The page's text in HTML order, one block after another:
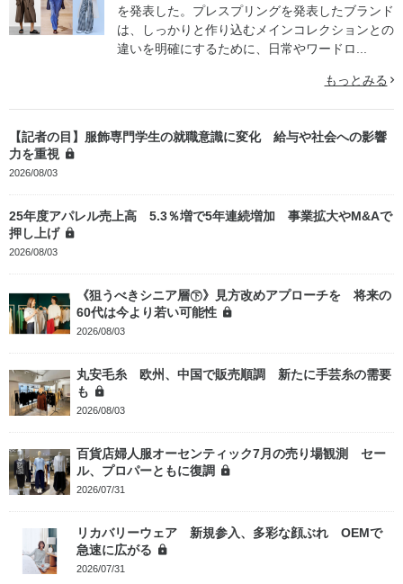
を発表した。プレスプリングを発表したブランド
は、しっかりと作り込むメインコレクションとの
違いを明確にするために、日常やワードロ...
もっとみる
【記者の目】服飾専門学生の就職意識に変化 給与や社会への影響
力を重視
2026/08/03
25年度アパレル売上高 5.3％増で5年連続増加 事業拡大やM&Aで
押し上げ
2026/08/03
《狙うべきシニア層㊦》見方改めアプローチを 将来の
60代は今より若い可能性
2026/08/03
丸安毛糸 欧州、中国で販売順調 新たに手芸糸の需要
も
2026/08/03
百貨店婦人服オーセンティック7月の売り場観測 セー
ル、プロパーともに復調
2026/07/31
リカバリーウェア 新規参入、多彩な顔ぶれ OEMで
急速に広がる
2026/07/31